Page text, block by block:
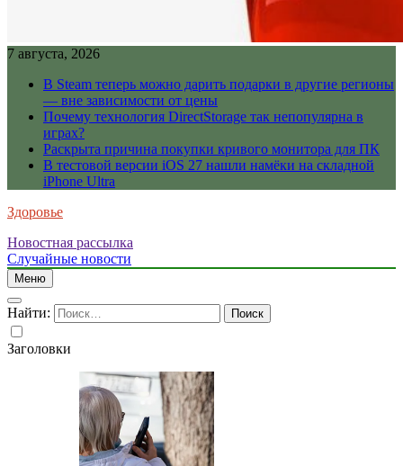
7 августа, 2026
В Steam теперь можно дарить подарки в другие регионы
— вне зависимости от цены
Почему технология DirectStorage так непопулярна в
играх?
Раскрыта причина покупки кривого монитора для ПК
В тестовой версии iOS 27 нашли намёки на складной
iPhone Ultra
Здоровье
Новостная рассылка
Случайные новости
Меню
Найти:
Заголовки